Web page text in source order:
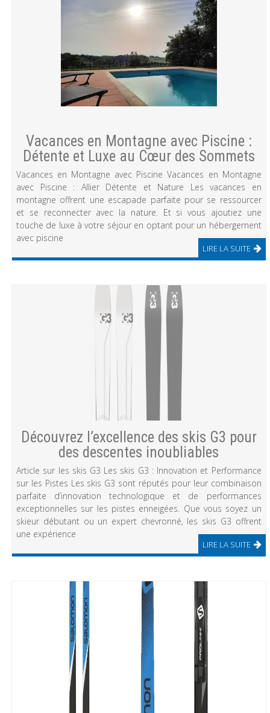
Vacances en Montagne avec Piscine :
Détente et Luxe au Cœur des Sommets
Vacances en Montagne avec Piscine Vacances en Montagne
avec Piscine : Allier Détente et Nature Les vacances en
montagne offrent une escapade parfaite pour se ressourcer
et se reconnecter avec la nature. Et si vous ajoutiez une
touche de luxe à votre séjour en optant pour un hébergement
avec piscine
LIRE LA SUITE
Découvrez l’excellence des skis G3 pour
des descentes inoubliables
Article sur les skis G3 Les skis G3 : Innovation et Performance
sur les Pistes Les skis G3 sont réputés pour leur combinaison
parfaite d’innovation technologique et de performances
exceptionnelles sur les pistes enneigées. Que vous soyez un
skieur débutant ou un expert chevronné, les skis G3 offrent
une expérience
LIRE LA SUITE